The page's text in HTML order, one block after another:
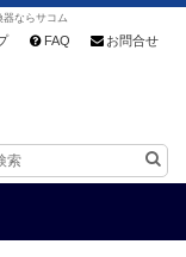
ならサコム
FAQ お問合せ